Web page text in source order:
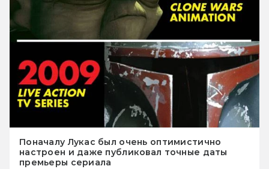
Поначалу Лукас был очень оптимистично
настроен и даже публиковал точные даты
премьеры сериала